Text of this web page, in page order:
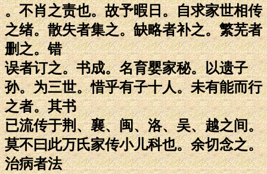
。不肖之责也。故予暇日。自求家世相传
之绪。散失者集之。缺略者补之。繁芜者
删之。错
误者订之。书成。名育婴家秘。以遗子
孙。为三世。惜乎有子十人。未有能而行
之者。其书
已流传于荆、襄、闽、洛、吴、越之间。
莫不曰此万氏家传小儿科也。余切念之。
治病者法